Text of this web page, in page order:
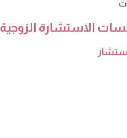
الاستشارة الزوجية